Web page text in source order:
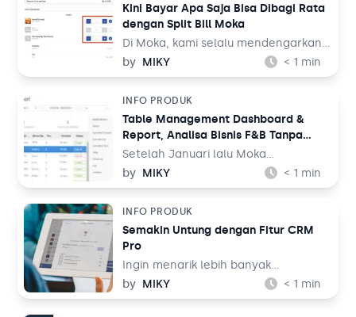
Kini Bayar Apa Saja Bisa Dibagi Rata
dengan Split Bill Moka
Di Moka, kami selalu mendengarkan
saran dan kritik Anda agar kami terus
meningkatkan aplikasi kasir terdepan
menghadirkan fitur Split Bill kepada
Anda.
by MIKY < 1 min
INFO PRODUK
Table Management Dashboard &
Report, Analisa Bisnis F&B Tanpa
Repot
Setelah Januari lalu Moka
meluncurkan fitur Table
Management yang dihadirkan
full service, di Maret ini Moka
melakukan peningkatan agar
memudahkan Anda dalam
mengambil keputusan krusial untuk
bisnis Anda dengan menggunakan
fitur ini.
by MIKY < 1 min
INFO PRODUK
Semakin Untung dengan Fitur CRM
Pro
Ingin menarik lebih banyak
pelanggan? Ingin penjualan Anda
semakin laris? Ingin mengoptimalkan
by MIKY < 1 min